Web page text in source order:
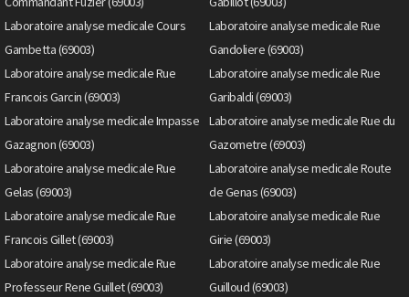
Laboratoire analyse medicale Cours
Gambetta (69003)
Laboratoire analyse medicale Rue
Gandoliere (69003)
Laboratoire analyse medicale Rue
Francois Garcin (69003)
Laboratoire analyse medicale Rue
Garibaldi (69003)
Laboratoire analyse medicale Impasse
Gazagnon (69003)
Laboratoire analyse medicale Rue du
Gazometre (69003)
Laboratoire analyse medicale Rue
Gelas (69003)
Laboratoire analyse medicale Route
de Genas (69003)
Laboratoire analyse medicale Rue
Francois Gillet (69003)
Laboratoire analyse medicale Rue
Girie (69003)
Laboratoire analyse medicale Rue
Professeur Rene Guillet (69003)
Laboratoire analyse medicale Rue
Guilloud (69003)